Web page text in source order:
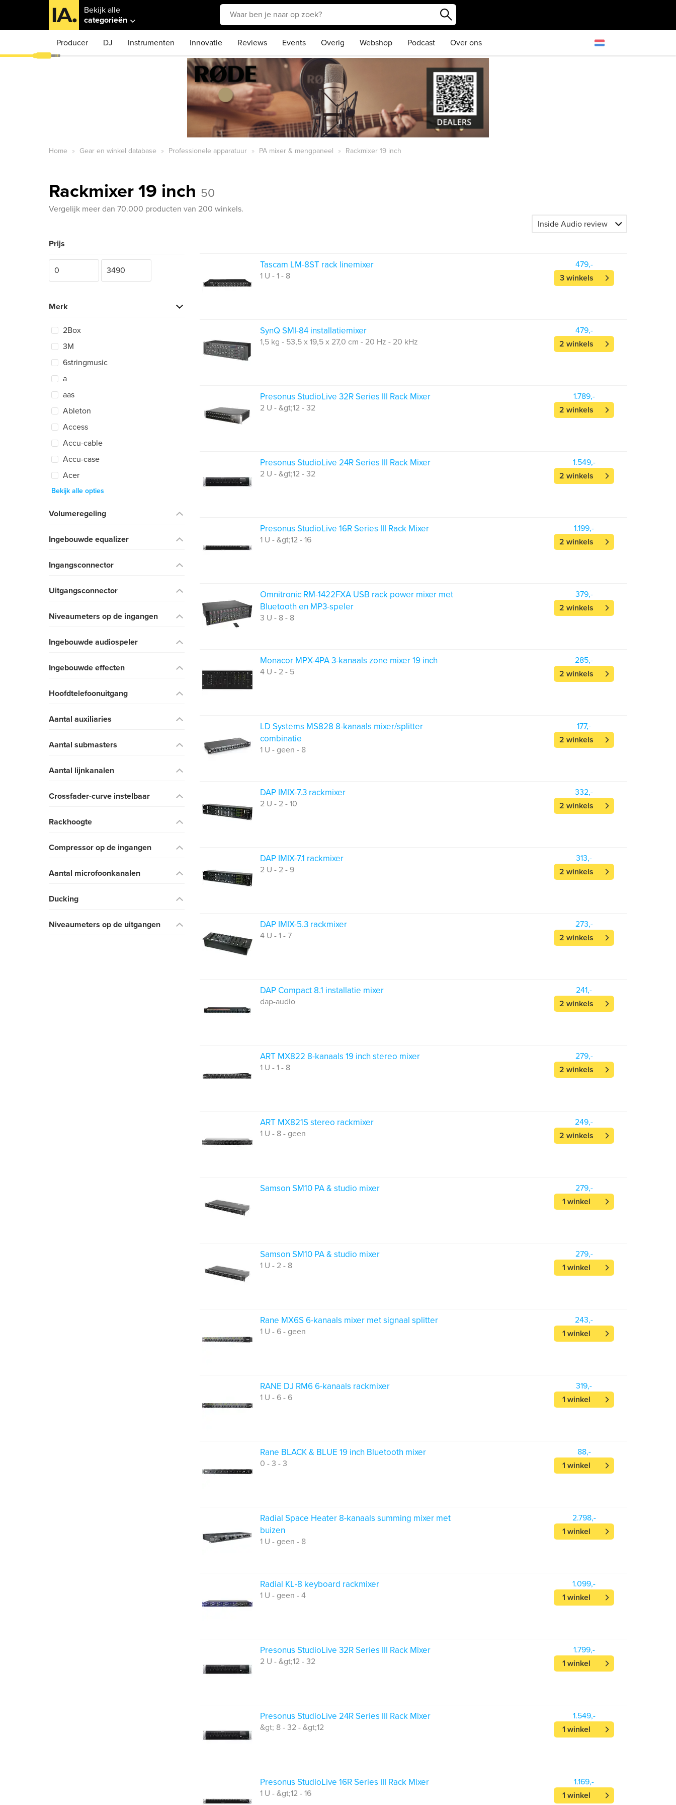
Bekijk alle
categorieën
Producer DJ Instrumenten Innovatie Reviews Events Overig Webshop Podcast Over ons
Home Gear en winkel database Professionele apparatuur PA mixer & mengpaneel Rackmixer 19 inch
Rackmixer 19 inch 50
Vergelijk meer dan 70.000 producten van 200 winkels.
Prijs
Merk
2Box
3M
6stringmusic
a
aas
Ableton
Access
Accu-cable
Accu-case
Acer
Bekijk alle opties
Volumeregeling
Ingebouwde equalizer
Ingangsconnector
Uitgangsconnector
Niveaumeters op de ingangen
Ingebouwde audiospeler
Ingebouwde effecten
Hoofdtelefoonuitgang
Aantal auxiliaries
Aantal submasters
Aantal lijnkanalen
Crossfader-curve instelbaar
Rackhoogte
Compressor op de ingangen
Aantal microfoonkanalen
Ducking
Niveaumeters op de uitgangen
Tascam LM-8ST rack linemixer
1 U - 1 - 8
479,-
3 winkels
SynQ SMI-84 installatiemixer
1,5 kg - 53,5 x 19,5 x 27,0 cm - 20 Hz - 20 kHz
479,-
2 winkels
Presonus StudioLive 32R Series III Rack Mixer
2 U - &gt;12 - 32
1.789,-
2 winkels
Presonus StudioLive 24R Series III Rack Mixer
2 U - &gt;12 - 32
1.549,-
2 winkels
Presonus StudioLive 16R Series III Rack Mixer
1 U - &gt;12 - 16
1.199,-
2 winkels
Omnitronic RM-1422FXA USB rack power mixer met
Bluetooth en MP3-speler
3 U - 8 - 8
379,-
2 winkels
Monacor MPX-4PA 3-kanaals zone mixer 19 inch
4 U - 2 - 5
285,-
2 winkels
LD Systems MS828 8-kanaals mixer/splitter
combinatie
1 U - geen - 8
177,-
2 winkels
DAP IMIX-7.3 rackmixer
2 U - 2 - 10
332,-
2 winkels
DAP IMIX-7.1 rackmixer
2 U - 2 - 9
313,-
2 winkels
DAP IMIX-5.3 rackmixer
4 U - 1 - 7
273,-
2 winkels
DAP Compact 8.1 installatie mixer
dap-audio
241,-
2 winkels
ART MX822 8-kanaals 19 inch stereo mixer
1 U - 1 - 8
279,-
2 winkels
ART MX821S stereo rackmixer
1 U - 8 - geen
249,-
2 winkels
Samson SM10 PA & studio mixer
279,-
1 winkel
Samson SM10 PA & studio mixer
1 U - 2 - 8
279,-
1 winkel
Rane MX6S 6-kanaals mixer met signaal splitter
1 U - 6 - geen
243,-
1 winkel
RANE DJ RM6 6-kanaals rackmixer
1 U - 6 - 6
319,-
1 winkel
Rane BLACK & BLUE 19 inch Bluetooth mixer
0 - 3 - 3
88,-
1 winkel
Radial Space Heater 8-kanaals summing mixer met
buizen
1 U - geen - 8
2.798,-
1 winkel
Radial KL-8 keyboard rackmixer
1 U - geen - 4
1.099,-
1 winkel
Presonus StudioLive 32R Series III Rack Mixer
2 U - &gt;12 - 32
1.799,-
1 winkel
Presonus StudioLive 24R Series III Rack Mixer
&gt; 8 - 32 - &gt;12
1.549,-
1 winkel
Presonus StudioLive 16R Series III Rack Mixer
1 U - &gt;12 - 16
1.169,-
1 winkel